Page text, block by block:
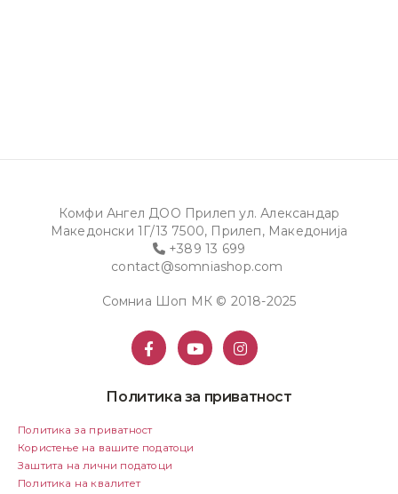
Комфи Ангел ДОО Прилеп ул. Александар
Македонски 1Г/13 7500, Прилеп, Македонија
+389 13 699
contact@somniashop.com
Сомниа Шоп МК © 2018-2025
Политика за приватност
Политика за приватност
Користење на вашите податоци
Заштита на лични податоци
Политика на квалитет